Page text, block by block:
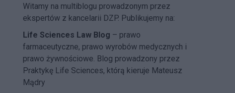
Witamy na multiblogu prowadzonym przez
ekspertów z kancelarii DZP. Publikujemy na:
Life Sciences Law Blog – prawo
farmaceutyczne, prawo wyrobów medycznych i
prawo żywnościowe. Blog prowadzony przez
Praktykę Life Sciences, którą kieruje Mateusz
Mądry